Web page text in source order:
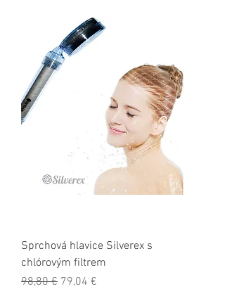
Sprchová hlavice Silverex s
chlórovým filtrem
Běžná cena
98,80 € Zvýhodněná cena
79,04 €